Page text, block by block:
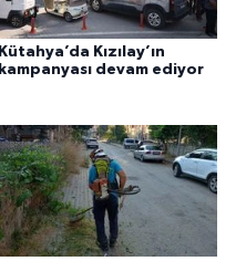
Kütahya’da Kızılay’ın
kampanyası devam ediyor